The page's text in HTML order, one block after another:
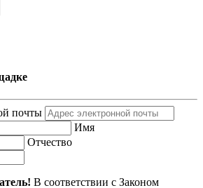
почты
Имя
Отчество
В соответствии с Законом